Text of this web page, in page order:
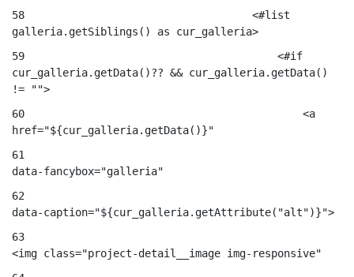
58
                                    <#list
galleria.getSiblings() as cur_galleria>
59
                                        <#if
cur_galleria.getData()?? && cur_galleria.getData()
!= "">
60
                                            <a
href="${cur_galleria.getData()}"
61
data-fancybox="galleria"
62
data-caption="${cur_galleria.getAttribute("alt")}">
63
<img class="project-detail__image img-responsive"